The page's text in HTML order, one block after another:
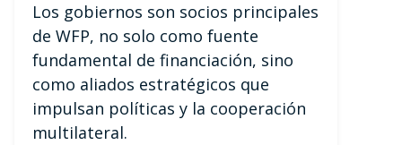
Los gobiernos son socios principales
de WFP, no solo como fuente
fundamental de financiación, sino
como aliados estratégicos que
impulsan políticas y la cooperación
multilateral.